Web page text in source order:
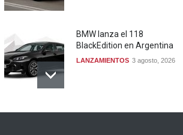
BMW lanza el 118
BlackEdition en Argentina
LANZAMIENTOS 3 agosto, 2026